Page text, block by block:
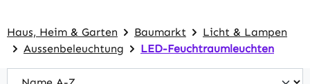
Haus, Heim & Garten Baumarkt
Licht & Lampen
Aussenbeleuchtung
LED-Feuchtraumleuchten